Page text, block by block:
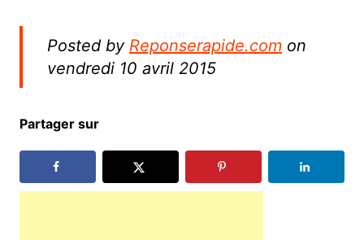
Posted by Reponserapide.comon
vendredi 10 avril 2015
Partager sur